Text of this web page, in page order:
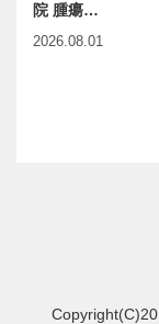
院 腫瘍…
2026.08.01